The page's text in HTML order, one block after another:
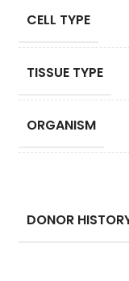
CELL TYPE
TISSUE TYPE
ORGANISM
DONOR